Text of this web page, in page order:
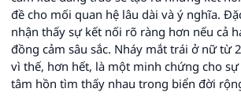
đề cho mối quan hệ lâu dài và ý nghĩa.
nhận thấy sự kết nối rõ ràng hơn nếu cả
đồng cảm sâu sắc. Nháy mắt trái ở nữ từ
vì thế, hơn hết, là một minh chứng cho
tâm hồn tìm thấy nhau trong biển đời